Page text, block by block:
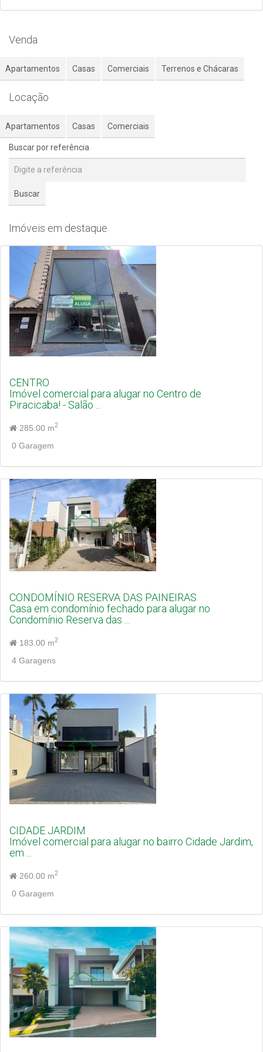
Venda
Apartamentos Casas Comerciais Terrenos e Chácaras
Locação
Apartamentos Casas Comerciais
Buscar por referência
Buscar
Imóveis em destaque
CENTRO
Imóvel comercial para alugar no Centro de
Piracicaba! - Salão ...
285.00 m2
0 Garagem
CONDOMÍNIO RESERVA DAS PAINEIRAS
Casa em condomínio fechado para alugar no
Condomínio Reserva das ...
183.00 m2
4 Garagens
CIDADE JARDIM
Imóvel comercial para alugar no bairro Cidade Jardim,
em ...
260.00 m2
0 Garagem